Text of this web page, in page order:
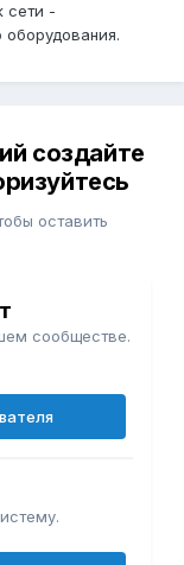
сети -
создайте
оставить
сообществе.